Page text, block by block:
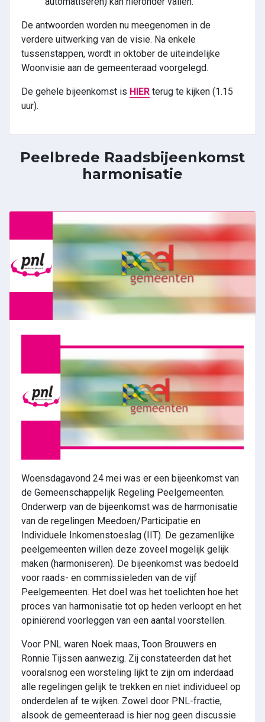
De antwoorden worden nu meegenomen in de
verdere uitwerking van de visie. Na enkele
tussenstappen, wordt in oktober de uiteindelijke
Woonvisie aan de gemeenteraad voorgelegd.
De gehele bijeenkomst is HIER terug te kijken (1.15
uur).
Peelbrede Raadsbijeenkomst
harmonisatie
Woensdagavond 24 mei was er een bijeenkomst van
de Gemeenschappelijk Regeling Peelgemeenten.
Onderwerp van de bijeenkomst was de harmonisatie
van de regelingen Meedoen/Participatie en
Individuele Inkomenstoeslag (IIT). De gezamenlijke
peelgemeenten willen deze zoveel mogelijk gelijk
maken (harmoniseren). De bijeenkomst was bedoeld
voor raads- en commissieleden van de vijf
Peelgemeenten. Het doel was het toelichten hoe het
proces van harmonisatie tot op heden verloopt en het
opiniërend voorleggen van een aantal voorstellen.
Voor PNL waren Noek maas, Toon Brouwers en
Ronnie Tijssen aanwezig. Zij constateerden dat het
vooralsnog een worsteling lijkt te zijn om inderdaad
alle regelingen gelijk te trekken en niet individueel op
onderdelen af te wijken. Zowel door PNL-fractie,
alsook de gemeenteraad is hier nog geen discussie